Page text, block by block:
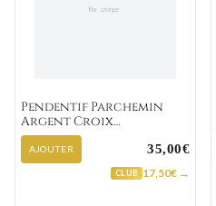
Pendentif Parchemin
Argent Croix
Chrétienne
AJOUTER 35,00€
CLUB 17,50€ →